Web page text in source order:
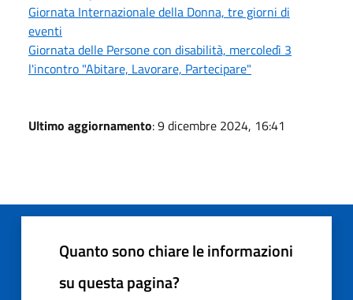
Giornata Internazionale della Donna, tre giorni di
eventi
Giornata delle Persone con disabilità, mercoledì 3
l'incontro "Abitare, Lavorare, Partecipare"
Ultimo aggiornamento: 9 dicembre 2024, 16:41
Quanto sono chiare le informazioni
su questa pagina?